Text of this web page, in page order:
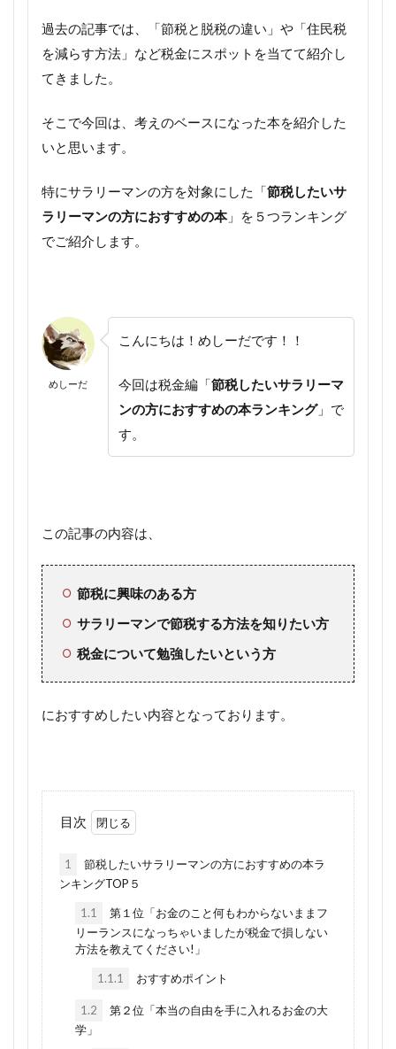
過去の記事では、「節税と脱税の違い」や「住民税
を減らす方法」など税金にスポットを当てて紹介し
てきました。
そこで今回は、考えのベースになった本を紹介した
いと思います。
特にサラリーマンの方を対象にした「節税したいサ
ラリーマンの方におすすめの本」を５つランキング
でご紹介します。
めしーだ
こんにちは！めしーだです！！
今回は税金編「節税したいサラリーマ
ンの方におすすめの本ランキング」で
す。
この記事の内容は、
節税に興味のある方
サラリーマンで節税する方法を知りたい方
税金について勉強したいという方
におすすめしたい内容となっております。
目次
1
節税したいサラリーマンの方におすすめの本ラ
ンキングTOP５
1.1
第１位「お金のこと何もわからないままフ
リーランスになっちゃいましたが税金で損しない
方法を教えてください!」
1.1.1 おすすめポイント
1.2
第２位「本当の自由を手に入れるお金の大
学」